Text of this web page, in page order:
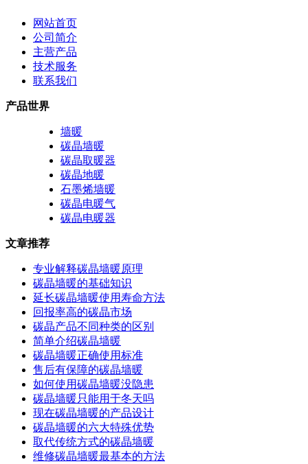
网站首页
公司简介
主营产品
技术服务
联系我们
产品世界
墙暖
碳晶墙暖
碳晶取暖器
碳晶地暖
石墨烯墙暖
碳晶电暖气
碳晶电暖器
文章推荐
专业解释碳晶墙暖原理
碳晶墙暖的基础知识
延长碳晶墙暖使用寿命方法
回报率高的碳晶市场
碳晶产品不同种类的区别
简单介绍碳晶墙暖
碳晶墙暖正确使用标准
售后有保障的碳晶墙暖
如何使用碳晶墙暖没隐患
碳晶墙暖只能用于冬天吗
现在碳晶墙暖的产品设计
碳晶墙暖的六大特殊优势
取代传统方式的碳晶墙暖
维修碳晶墙暖最基本的方法